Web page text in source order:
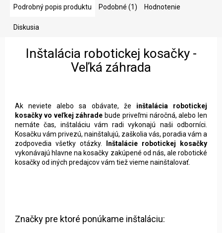
Podrobný popis produktu Podobné (1) Hodnotenie
Diskusia
Inštalácia robotickej kosačky -
Veľká záhrada
Ak neviete alebo sa obávate, že inštalácia robotickej
kosačky vo veľkej záhrade bude priveľmi náročná, alebo len
nemáte čas, inštaláciu vám radi vykonajú naši odborníci.
Kosačku vám privezú, nainštalujú, zaškolia vás, poradia vám a
zodpovedia všetky otázky.
Inštalácie robotickej kosačky
vykonávajú hlavne na kosačky zakúpené od nás, ale robotické
kosačky od iných predajcov vám tiež vieme nainštalovať.
Značky pre ktoré ponúkame inštaláciu: